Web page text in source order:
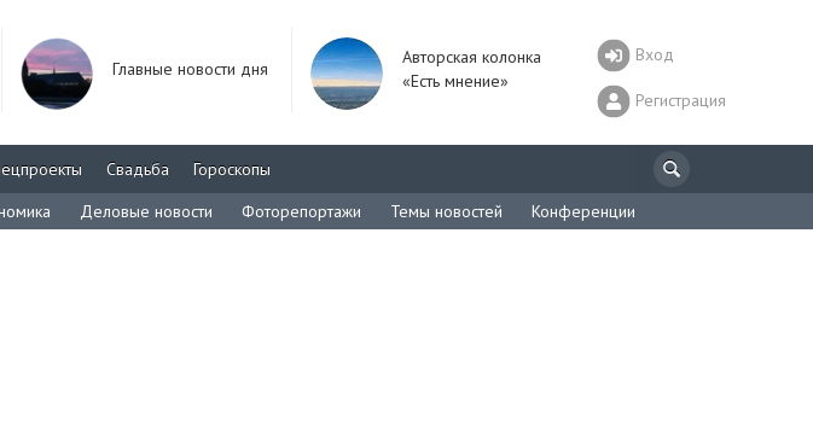
Главные новости дня
Авторская колонка
«Есть мнение»
Вход
Регистрация
Свадьба
Гороскопы
Деловые новости Фоторепортажи Темы новостей Конференции